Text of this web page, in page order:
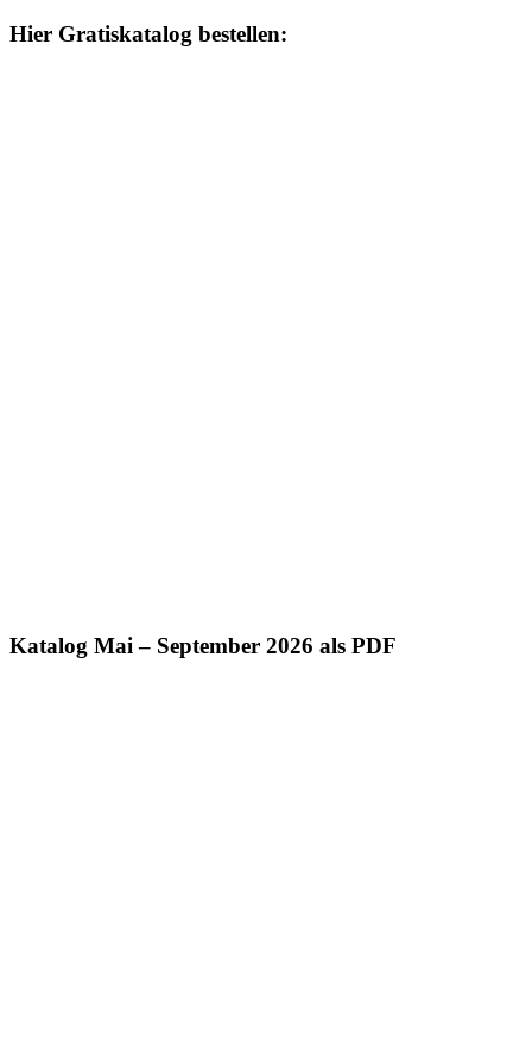
Hier Gratiskatalog bestellen:
Katalog Mai – September 2026 als PDF